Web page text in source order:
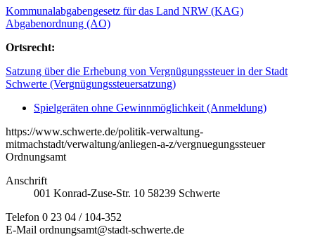
Kommunalabgabengesetz für das Land NRW (KAG)
Abgabenordnung (AO)
Ortsrecht:
Satzung über die Erhebung von Vergnügungssteuer in der Stadt
Schwerte (Vergnügungssteuersatzung)
Spielgeräten ohne Gewinnmöglichkeit (Anmeldung)
https://www.schwerte.de/politik-verwaltung-
mitmachstadt/verwaltung/anliegen-a-z/vergnuegungssteuer
Ordnungsamt
Anschrift
001 Konrad-Zuse-Str. 10 58239 Schwerte
Telefon 0 23 04 / 104-352
E-Mail ordnungsamt@stadt-schwerte.de